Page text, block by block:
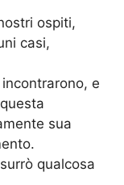
ospiti,
casi,
e
sua
qualcosa